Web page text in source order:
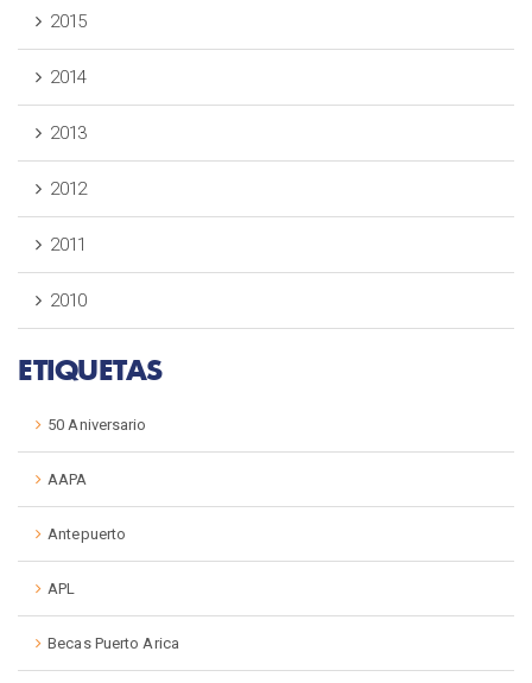
2015
2014
2013
2012
2011
2010
ETIQUETAS
50 Aniversario
AAPA
Antepuerto
APL
Becas Puerto Arica